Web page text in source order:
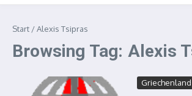
Start /Alexis Tsipras
Browsing Tag: Alexis
Griechenland